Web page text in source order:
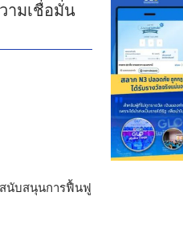
ามเชื่อมั่น
สนับสนุนการฟื้นฟู